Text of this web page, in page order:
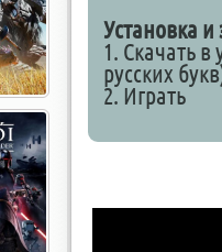
Установка и
1. Скачать
русских
2. Играть